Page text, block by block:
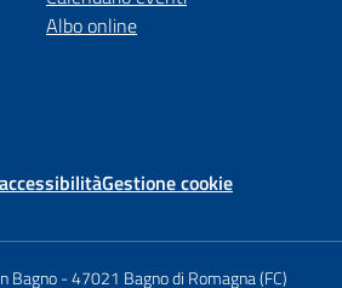
Albo online
Gestione cookie
Bagno-47021 Bagno di Romagna (FC)